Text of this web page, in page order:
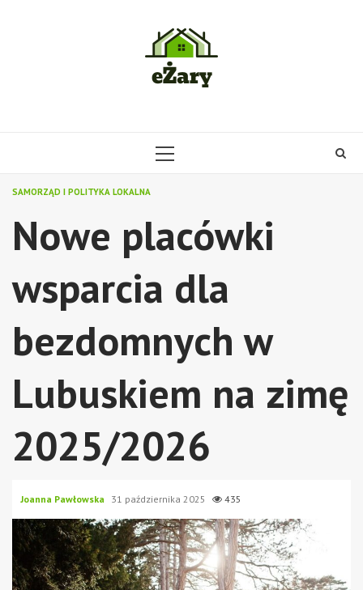
PRIMARY
SAMORZĄD I POLITYKA LOKALNA
Nowe placówki
wsparcia dla
bezdomnych w
Lubuskiem na zimę
2025/2026
Joanna Pawłowska 31 października 2025 435